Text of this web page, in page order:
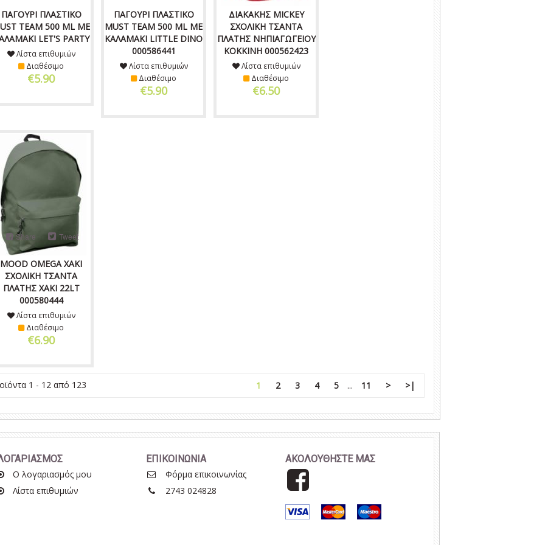
ΠΑΓΟΥΡΙ ΠΛΑΣΤΙΚΟ
TEAM 500 ML ΜΕ
LET'S PARTY
Λίστα επιθυμιών
Διαθέσιμο
€5.90
ΠΑΓΟΥΡΙ ΠΛΑΣΤΙΚΟ
MUST TEAM 500 ML ΜΕ
ΚΑΛΑΜΑΚΙ LITTLE DINO
000586441
Λίστα επιθυμιών
Διαθέσιμο
€5.90
ΔΙΑΚΑΚΗΣ MICKEY
ΣΧΟΛΙΚΗ ΤΣΑΝΤΑ
ΠΛΑΤΗΣ ΝΗΠΙΑΓΩΓΕΙΟΥ
ΚΟΚΚΙΝΗ 000562423
Λίστα επιθυμιών
Διαθέσιμο
€6.50
MOOD OMEGA ΧΑΚΙ
ΣΧΟΛΙΚΗ ΤΣΑΝΤΑ
ΠΛΑΤΗΣ ΧΑΚΙ 22LT
000580444
Share Tweet
Λίστα επιθυμιών
Διαθέσιμο
€6.90
1 2 3 4 5 ... 11 > >|
1 - 12 από 123
Ο λογαριασμός μου
Λίστα επιθυμιών
ΕΠΙΚΟΙΝΩΝΙΑ
Φόρμα επικοινωνίας
2743 024828
ΑΚΟΛΟΥΘΗΣΤΕ ΜΑΣ